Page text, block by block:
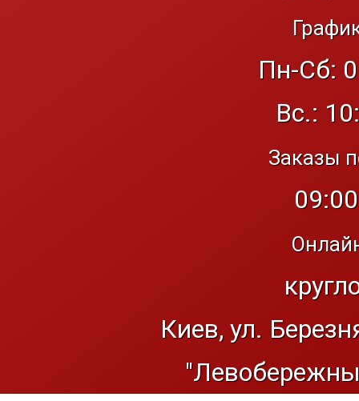
Пн-Сб:
Вс.:
Заказы
Киев, ул.